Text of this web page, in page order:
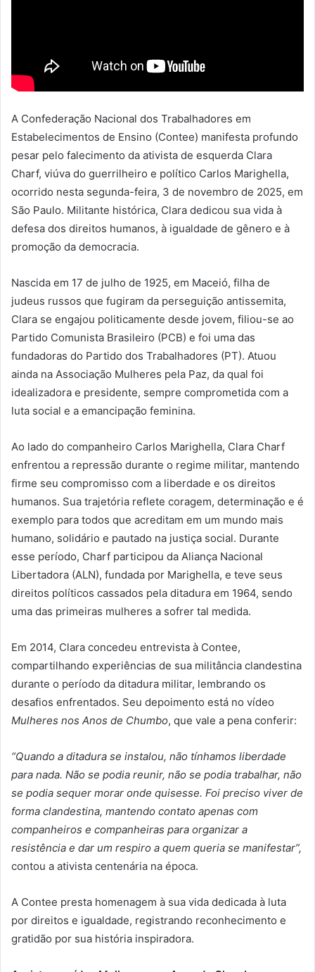
A Confederação Nacional dos Trabalhadores em
Estabelecimentos de Ensino (Contee) manifesta profundo
pesar pelo falecimento da ativista de esquerda Clara
Charf, viúva do guerrilheiro e político Carlos Marighella,
ocorrido nesta segunda-feira, 3 de novembro de 2025, em
São Paulo. Militante histórica, Clara dedicou sua vida à
defesa dos direitos humanos, à igualdade de gênero e à
promoção da democracia.
Nascida em 17 de julho de 1925, em Maceió, filha de
judeus russos que fugiram da perseguição antissemita,
Clara se engajou politicamente desde jovem, filiou-se ao
Partido Comunista Brasileiro (PCB) e foi uma das
fundadoras do Partido dos Trabalhadores (PT). Atuou
ainda na Associação Mulheres pela Paz, da qual foi
idealizadora e presidente, sempre comprometida com a
luta social e a emancipação feminina.
Ao lado do companheiro Carlos Marighella, Clara Charf
enfrentou a repressão durante o regime militar, mantendo
firme seu compromisso com a liberdade e os direitos
humanos. Sua trajetória reflete coragem, determinação e é
exemplo para todos que acreditam em um mundo mais
humano, solidário e pautado na justiça social. Durante
esse período, Charf participou da Aliança Nacional
Libertadora (ALN), fundada por Marighella, e teve seus
direitos políticos cassados pela ditadura em 1964, sendo
uma das primeiras mulheres a sofrer tal medida.
Em 2014, Clara concedeu entrevista à Contee,
compartilhando experiências de sua militância clandestina
durante o período da ditadura militar, lembrando os
desafios enfrentados. Seu depoimento está no vídeo
Mulheres nos Anos de Chumbo, que vale a pena conferir:
“Quando a ditadura se instalou, não tínhamos liberdade
para nada. Não se podia reunir, não se podia trabalhar, não
se podia sequer morar onde quisesse. Foi preciso viver de
forma clandestina, mantendo contato apenas com
companheiros e companheiras para organizar a
resistência e dar um respiro a quem queria se manifestar”,
contou a ativista centenária na época.
A Contee presta homenagem à sua vida dedicada à luta
por direitos e igualdade, registrando reconhecimento e
gratidão por sua história inspiradora.